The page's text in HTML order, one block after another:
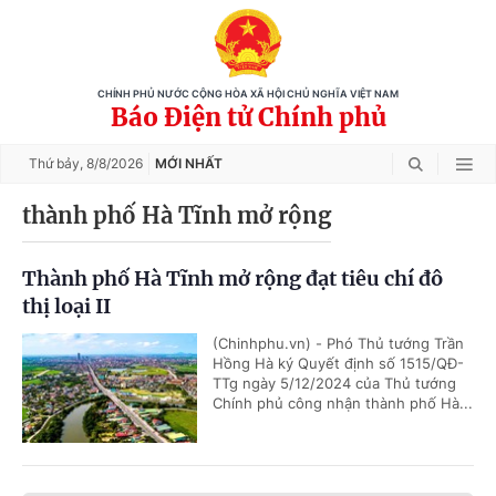
CHÍNH PHỦ NƯỚC CỘNG HÒA XÃ HỘI CHỦ NGHĨA VIỆT NAM
Báo Điện tử Chính phủ
Thứ bảy, 8/8/2026 MỚI NHẤT
thành phố Hà Tĩnh mở rộng
Thành phố Hà Tĩnh mở rộng đạt tiêu chí đô
thị loại II
(Chinhphu.vn) - Phó Thủ tướng Trần
Hồng Hà ký Quyết định số 1515/QĐ-
TTg ngày 5/12/2024 của Thủ tướng
Chính phủ công nhận thành phố Hà...